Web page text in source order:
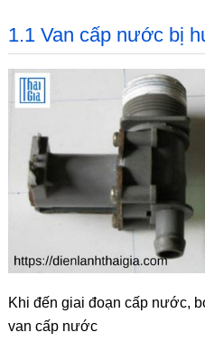
1.1 Van cấp nước bị
Khi đến giai đoạn cấp nước,
van cấp nước